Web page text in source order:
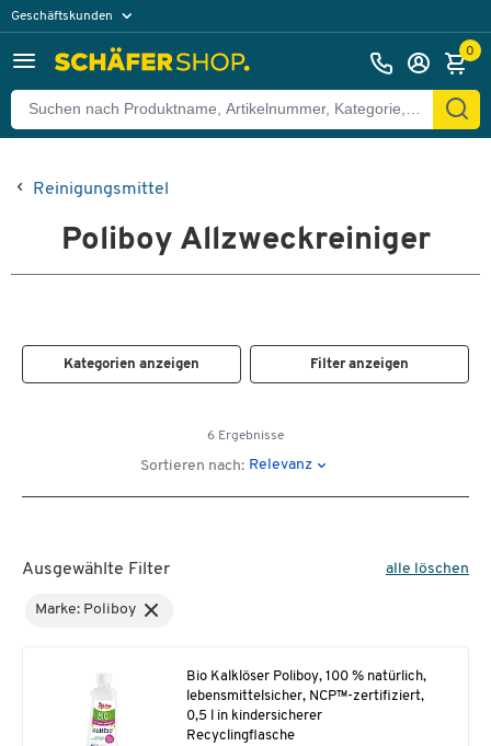
Geschäftskunden
0
Reinigungsmittel
Poliboy Allzweckreiniger
Kategorien anzeigen Filter anzeigen
6 Ergebnisse
Sortieren nach: Relevanz
Ausgewählte Filter alle löschen
Marke: Poliboy
Bio Kalklöser Poliboy, 100 % natürlich,
lebensmittelsicher, NCP™-zertifiziert,
0,5 l in kindersicherer
Recyclingflasche